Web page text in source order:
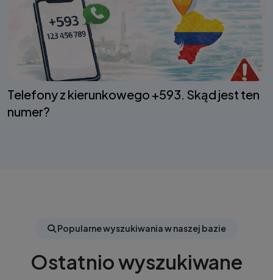
Telefony z kierunkowego +593. Skąd jest ten
numer?
Popularne wyszukiwania w naszej bazie
Ostatnio wyszukiwane